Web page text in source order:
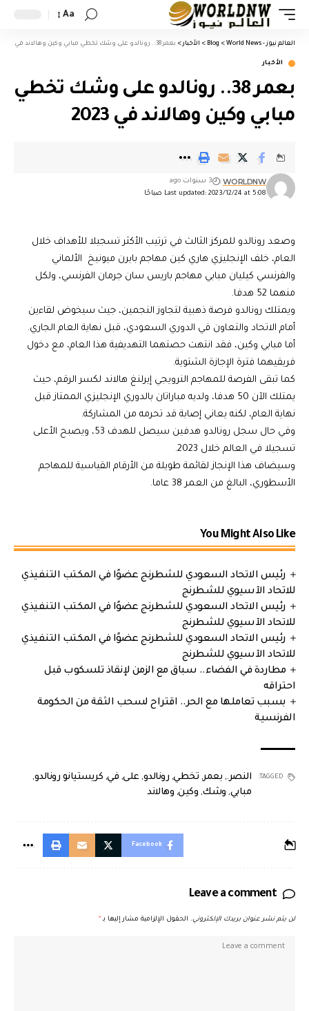
Aa
العالم نيوز - World News >
Blog
> الأخبار > بعمر 38.. رونالدو على وشك تخطي مبابي وكين وهالاند في 2023
الأخبار
بعمر 38.. رونالدو على وشك تخطي
مبابي وكين وهالاند في 2023
Last updated: 2023/12/24 at 5:08 صباحًا
WORLDNW 3 سنوات ago
وصعد رونالدو للمركز الثالث في ترتيب الأكثر تسجيلا للأهداف خلال
العام، خلف الإنجليزي هاري كين مهاجم بايرن ميونيخ الألماني
والفرنسي كيليان مبابي مهاجم باريس سان جرمان الفرنسي، ولكل
منهما 52 هدفا.
ويمتلك رونالدو فرصة ذهبية لتجاوز النجمين، جيث سيخوض لقاءين
أمام الاتحاد والتعاون في الدوري السعودي، قبل نهاية العام الجاري.
أما مبابي وكين، فقد انتهت حصتهما التهديفية هذا العام، مع دخول
فريقيهما فترة الإجازة الشتوية.
كما تبقى الفرصة للمهاجم النرويجي إيرلنغ هالاند لكسر الرقم، حيث
يمتلك الآن 50 هدفا، ولديه مباراتان بالدوري الإنجليزي الممتاز قبل
نهاية العام، لكنه يعاني إصابة قد تحرمه من المشاركة.
وفي حال سجل رونالدو هدفين سيصل للهدف 53، ويصبح الأعلى
تسجيلا في العالم خلال 2023.
وسيضاف هذا الإنجاز لقائمة طويلة من الأرقام القياسية للمهاجم
الأسطوري، البالغ من العمر 38 عاما.
You Might Also Like
رئيس الاتحاد السعودي للشطرنج عضوًا في المكتب التنفيذي
للاتحاد الآسيوي للشطرنج
رئيس الاتحاد السعودي للشطرنج عضوًا في المكتب التنفيذي
للاتحاد الآسيوي للشطرنج
رئيس الاتحاد السعودي للشطرنج عضوًا في المكتب التنفيذي
للاتحاد الآسيوي للشطرنج
مطاردة في الفضاء.. سباق مع الزمن لإنقاذ تلسكوب قبل
احتراقه
بسبب تعاملها مع الحر.. اقتراح لسحب الثقة من الحكومة
الفرنسية
TAGGED: النصر., بعمر, تخطي, رونالدو, على, في, كريستيانو رونالدو,
مبابي, وشك, وكين, وهالاند
Facebook
Leave a comment
لن يتم نشر عنوان بريدك الإلكتروني. الحقول الإلزامية مشار إليها بـ *